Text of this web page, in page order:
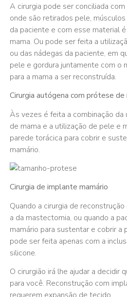
A cirurgia pode ser conciliada
onde são retirados pele,
da paciente e com esse material
mama. Ou pode ser feita a
ou das nádegas da paciente, em
pele e gordura juntamente com o
para a mama a ser reconstruída.
Cirurgia autógena com prótese de
Às vezes é feita a combinação
de mama e a utilização de pele e
parede torácica para cobrir e
mamário.
Cirurgia de implante mamário
Quando a cirurgia de
a da mastectomia, ou quando a
mamário para sustentar e cobrir a
pode ser feita apenas com a
silicone.
O cirurgião irá lhe ajudar a decidir
para você. Reconstrução com